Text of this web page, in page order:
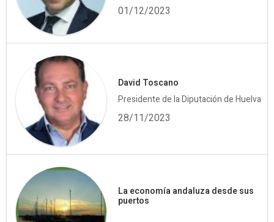
01/12/2023
David Toscano
Presidente de la Diputación de Huelva
28/11/2023
La economía andaluza desde sus
puertos